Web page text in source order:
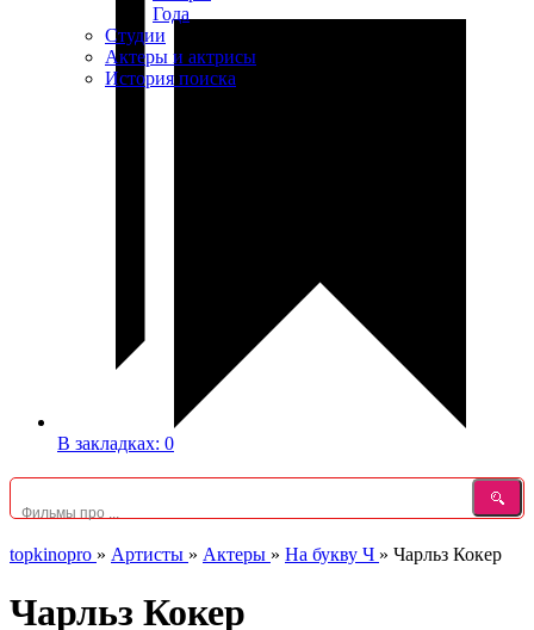
Года
Студии
Актеры и актрисы
История поиска
В закладках: 0
topkinopro » Артисты » Актеры » На букву Ч » Чарльз Кокер
Чарльз Кокер